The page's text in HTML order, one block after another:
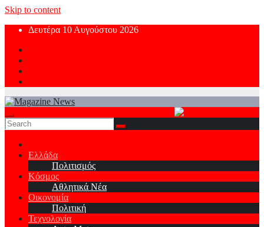
Skip to content
Δευτέρα 10 Αυγούστου 2026
Ελλάδα
Πολιτισμός
Κόσμος
Αθλητικά Νέα
Οικονομία
Πολιτική
Τεχνολογία